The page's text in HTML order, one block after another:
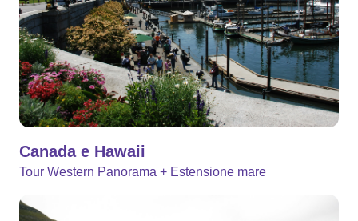
Canada e Hawaii
Tour Western Panorama + Estensione mare